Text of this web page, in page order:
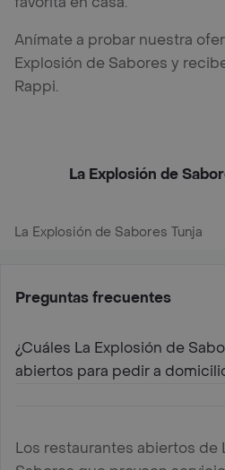
Anímate a probar nuestra
Explosión de Sabores y
Rappi.
La Explosión de
La Explosión de Sabores Tunja
Preguntas frecuentes
¿Cuáles La Explosión de
abiertos para pedir a
Los restaurantes abiertos de